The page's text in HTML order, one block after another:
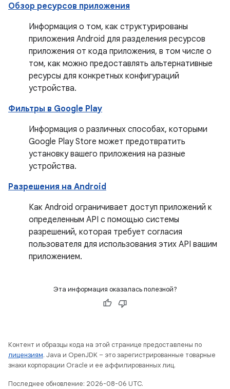
Обзор ресурсов приложения
Информация о том, как структурированы
приложения Android для разделения ресурсов
приложения от кода приложения, в том числе о
том, как можно предоставлять альтернативные
ресурсы для конкретных конфигураций
устройства.
Фильтры в Google Play
Информация о различных способах, которыми
Google Play Store может предотвратить
установку вашего приложения на разные
устройства.
Разрешения на Android
Как Android ограничивает доступ приложений к
определенным API с помощью системы
разрешений, которая требует согласия
пользователя для использования этих API вашим
приложением.
Эта информация оказалась полезной?
Контент и образцы кода на этой странице предоставлены по
лицензиям. Java и OpenJDK – это зарегистрированные товарные
знаки корпорации Oracle и ее аффилированных лиц.
Последнее обновление: 2026-08-06 UTC.